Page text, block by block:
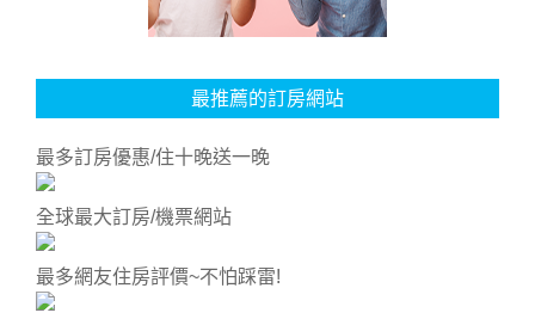
最推薦的訂房網站
最多訂房優惠/住十晚送一晚
全球最大訂房/機票網站
最多網友住房評價~不怕踩雷!